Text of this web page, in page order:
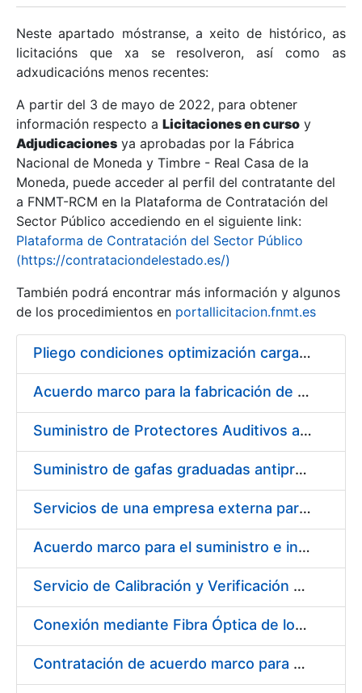
Mostrar/Ocultar
Mostrar/Ocultar
Mostrar/Ocultar
Mostrar/Ocultar
Neste apartado móstranse, a xeito de histórico, as
licitacións que xa se resolveron, así como as
adxudicacións menos recentes:
A partir del 3 de mayo de 2022, para obtener
información respecto a Licitaciones en curso y
Adjudicaciones ya aprobadas por la Fábrica
Nacional de Moneda y Timbre - Real Casa de la
Moneda, puede acceder al perfil del contratante del
a FNMT-RCM en la Plataforma de Contratación del
Sector Público accediendo en el siguiente link:
Plataforma de Contratación del Sector Público
(https://contrataciondelestado.es/)
También podrá encontrar más información y algunos
de los procedimientos en portallicitacion.fnmt.es
Pliego condiciones optimización cargas compras firmado
Acuerdo marco para la fabricación de piezas
Suministro de Protectores Auditivos a medida para las personas trabajadoras de los Centros de Trabajo de Madrid y Burgos
Suministro de gafas graduadas antiproyecciones para los trabajadores de la FNMT-RCM en los centros de trabajo de Madrid y Burgos
Servicios de una empresa externa para el asesoramiento y resolución de los recursos de alzada que se presentan relacionados con procesos de selección para la FNMT-RCM
Acuerdo marco para el suministro e instalación de persianas, estores y otros complementos
Servicio de Calibración y Verificación Externa de los Equipos de Medición del Servicio de Prevención de la FNMT-RCM
Conexión mediante Fibra Óptica de los Centros de Proceso de Datos (CPDs) de las sedes de la FNMT-RCM de Burgos y Madrid
Contratación de acuerdo marco para el Suministro de Material de Electricidad para la Fábrica Nacional de Moneda y Timbre-Real Casa de la Moneda en su centro de trabajo de Burgos